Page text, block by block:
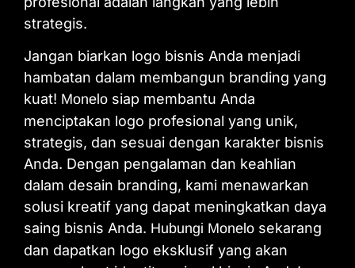
strategis.
Jangan biarkan logo bisnis Anda menjadi
hambatan dalam membangun branding yang
kuat! Monelo siap membantu Anda
menciptakan logo profesional yang unik,
strategis, dan sesuai dengan karakter bisnis
Anda. Dengan pengalaman dan keahlian
dalam desain branding, kami menawarkan
solusi kreatif yang dapat meningkatkan daya
saing bisnis Anda. Hubungi Monelo sekarang
dan dapatkan logo eksklusif yang akan